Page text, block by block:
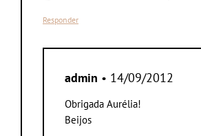
Responder
admin • 14/09/2012
Obrigada Aurélia!
Beijos